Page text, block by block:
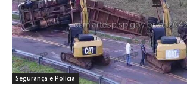
Segurança e Polícia